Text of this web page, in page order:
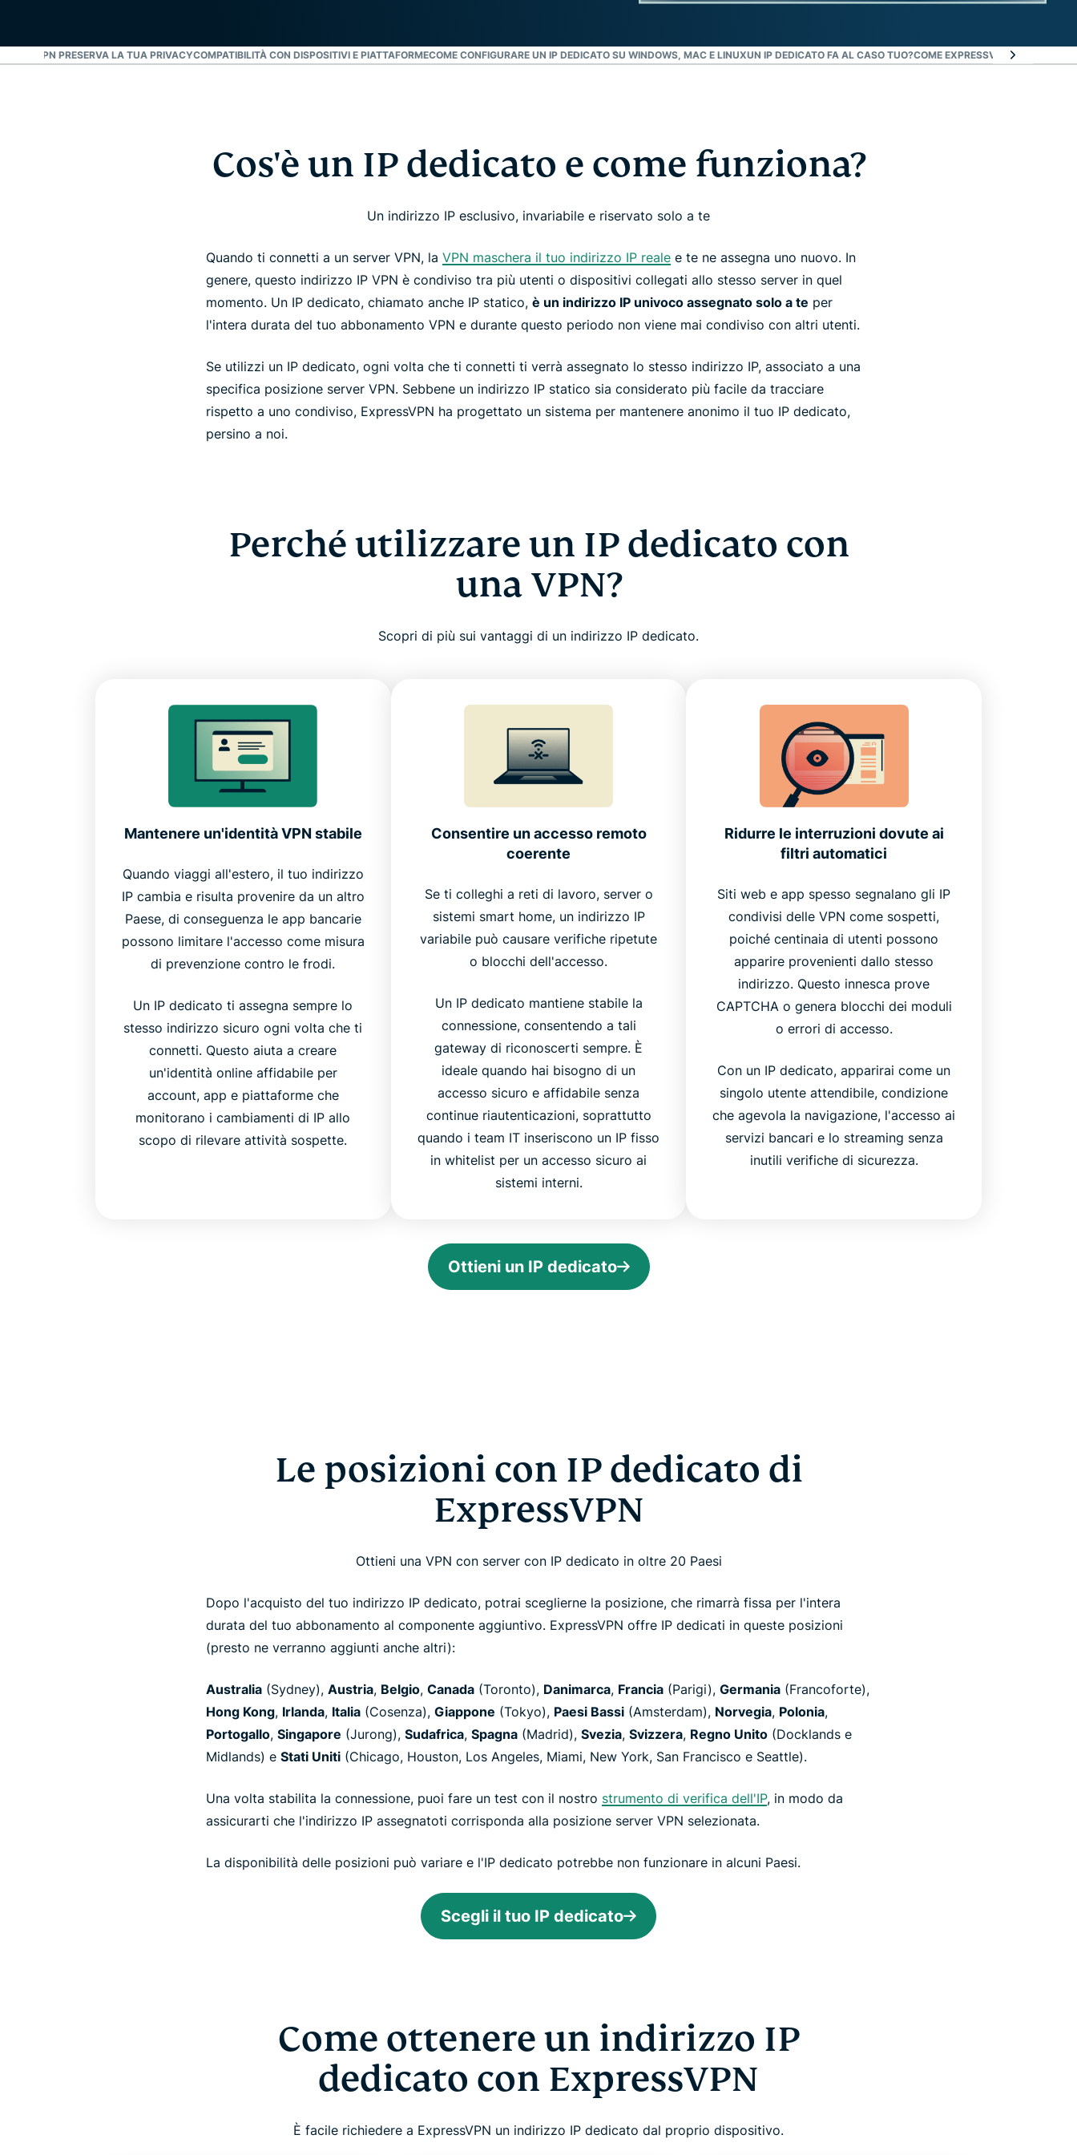
PRESERVA LA TUA PRIVACYCOMPATIBILITÀ CON DISPOSITIVI E PIATTAFORMECOME CONFIGURARE UN IP DEDICATO SU WINDOWS, MAC E LINUXUN IP DEDICATO FA AL CASO TUO?COME EXPRESSVPN CREA
Cos'è un IP dedicato e come funziona?
Un indirizzo IP esclusivo, invariabile e riservato solo a te
Quando ti connetti a un server VPN, la VPN maschera il tuo indirizzo IP reale e te ne assegna uno nuovo. In
genere, questo indirizzo IP VPN è condiviso tra più utenti o dispositivi collegati allo stesso server in quel
momento. Un IP dedicato, chiamato anche IP statico, è un indirizzo IP univoco assegnato solo a te per
l'intera durata del tuo abbonamento VPN e durante questo periodo non viene mai condiviso con altri utenti.
Se utilizzi un IP dedicato, ogni volta che ti connetti ti verrà assegnato lo stesso indirizzo IP, associato a una
specifica posizione server VPN. Sebbene un indirizzo IP statico sia considerato più facile da tracciare
rispetto a uno condiviso, ExpressVPN ha progettato un sistema per mantenere anonimo il tuo IP dedicato,
persino a noi.
Perché utilizzare un IP dedicato con
una VPN?
Scopri di più sui vantaggi di un indirizzo IP dedicato.
Mantenere un'identità VPN stabile
Quando viaggi all'estero, il tuo indirizzo
IP cambia e risulta provenire da un altro
Paese, di conseguenza le app bancarie
possono limitare l'accesso come misura
di prevenzione contro le frodi.
Un IP dedicato ti assegna sempre lo
stesso indirizzo sicuro ogni volta che ti
connetti. Questo aiuta a creare
un'identità online affidabile per
account, app e piattaforme che
monitorano i cambiamenti di IP allo
scopo di rilevare attività sospette.
Consentire un accesso remoto
coerente
Se ti colleghi a reti di lavoro, server o
sistemi smart home, un indirizzo IP
variabile può causare verifiche ripetute
o blocchi dell'accesso.
Un IP dedicato mantiene stabile la
connessione, consentendo a tali
gateway di riconoscerti sempre. È
ideale quando hai bisogno di un
accesso sicuro e affidabile senza
continue riautenticazioni, soprattutto
quando i team IT inseriscono un IP fisso
in whitelist per un accesso sicuro ai
sistemi interni.
Ridurre le interruzioni dovute ai
filtri automatici
Siti web e app spesso segnalano gli IP
condivisi delle VPN come sospetti,
poiché centinaia di utenti possono
apparire provenienti dallo stesso
indirizzo. Questo innesca prove
CAPTCHA o genera blocchi dei moduli
o errori di accesso.
Con un IP dedicato, apparirai come un
singolo utente attendibile, condizione
che agevola la navigazione, l'accesso ai
servizi bancari e lo streaming senza
inutili verifiche di sicurezza.
Ottieni un IP dedicato
Le posizioni con IP dedicato di
ExpressVPN
Ottieni una VPN con server con IP dedicato in oltre 20 Paesi
Dopo l'acquisto del tuo indirizzo IP dedicato, potrai sceglierne la posizione, che rimarrà fissa per l'intera
durata del tuo abbonamento al componente aggiuntivo. ExpressVPN offre IP dedicati in queste posizioni
(presto ne verranno aggiunti anche altri):
Australia (Sydney), Austria, Belgio, Canada (Toronto), Danimarca, Francia (Parigi), Germania (Francoforte),
Hong Kong, Irlanda, Italia (Cosenza), Giappone (Tokyo), Paesi Bassi (Amsterdam), Norvegia, Polonia,
Portogallo, Singapore (Jurong), Sudafrica, Spagna (Madrid), Svezia, Svizzera, Regno Unito (Docklands e
Midlands) e Stati Uniti (Chicago, Houston, Los Angeles, Miami, New York, San Francisco e Seattle).
Una volta stabilita la connessione, puoi fare un test con il nostro strumento di verifica dell'IP, in modo da
assicurarti che l'indirizzo IP assegnatoti corrisponda alla posizione server VPN selezionata.
La disponibilità delle posizioni può variare e l'IP dedicato potrebbe non funzionare in alcuni Paesi.
Scegli il tuo IP dedicato
Come ottenere un indirizzo IP
dedicato con ExpressVPN
È facile richiedere a ExpressVPN un indirizzo IP dedicato dal proprio dispositivo.